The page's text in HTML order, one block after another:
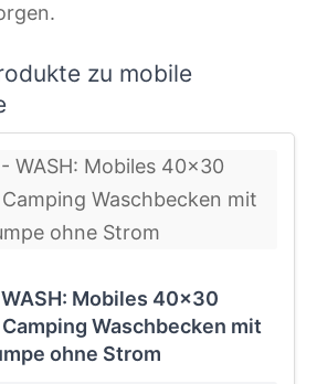
zu mobile
WASH: Mobiles 40x30
Waschbecken mit
ohne Strom